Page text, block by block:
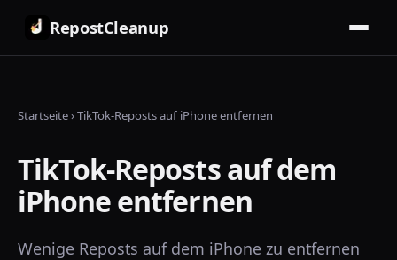
RepostCleanup
Startseite›TikTok-Reposts auf iPhone entfernen
TikTok-Reposts auf dem
iPhone entfernen
Wenige Reposts auf dem iPhone zu entfernen